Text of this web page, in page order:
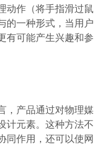
动作（将手指滑过鼠
的一种形式，当用户
有可能产生兴趣和参
产品通过对物理媒
计元素。这种方法不
同作用，还可以使网